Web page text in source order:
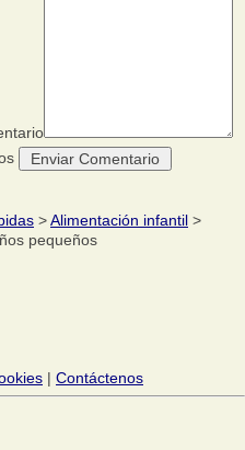
>Alimentación infantil >
pequeños
| Contáctenos